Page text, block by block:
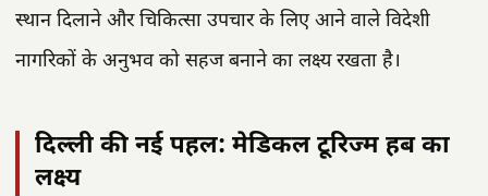
स्थान दिलाने और चिकित्सा उपचार के लिए आने वाले विदेशी
नागरिकों के अनुभव को सहज बनाने का लक्ष्य रखता है।
दिल्ली की नई पहल: मेडिकल टूरिज्म हब का
लक्ष्य